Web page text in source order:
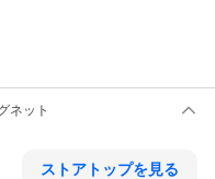
ネット
ストアトップを見る